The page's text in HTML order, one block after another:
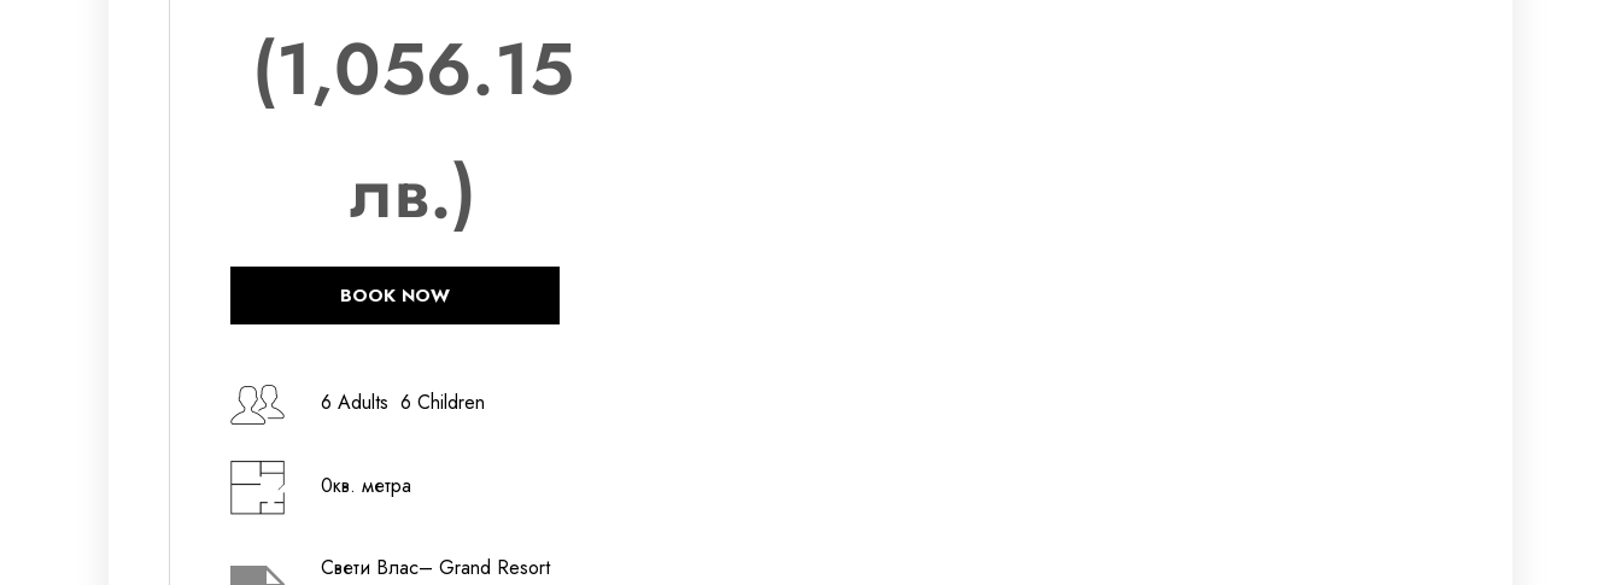
(1,056.15
лв.)
BOOK NOW
Дата на напускане
6 Adults 6 Children
0кв. метра
Свети Влас– Grand Resort